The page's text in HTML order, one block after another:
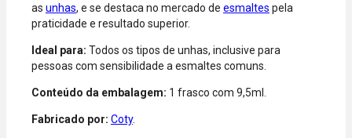
as unhas, e se destaca no mercado de esmaltes pela
praticidade e resultado superior.
Ideal para: Todos os tipos de unhas, inclusive para
pessoas com sensibilidade a esmaltes comuns.
Conteúdo da embalagem: 1 frasco com 9,5ml.
Fabricado por: Coty.